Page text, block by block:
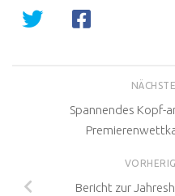
Spannendes Kopf-
Bericht zur